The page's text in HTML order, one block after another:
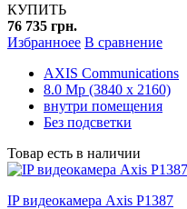
КУПИТЬ
76 735 грн.
Избранноее В сравнение
AXIS Communications
8.0 Mp (3840 x 2160)
внутри помещения
Без подсветки
Товар есть в наличии
IP видеокамера Axis P1387